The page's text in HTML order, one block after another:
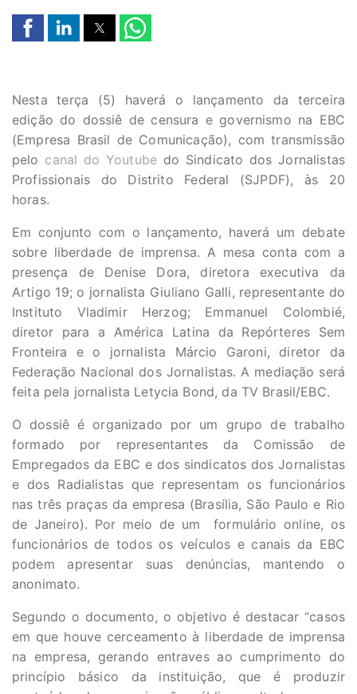
Nesta terça (5) haverá o lançamento da terceira
edição do dossiê de censura e governismo na EBC
(Empresa Brasil de Comunicação), com transmissão
pelo canal do Youtube do Sindicato dos Jornalistas
Profissionais do Distrito Federal (SJPDF), às 20
horas.
Em conjunto com o lançamento, haverá um debate
sobre liberdade de imprensa. A mesa conta com a
presença de Denise Dora, diretora executiva da
Artigo 19; o jornalista Giuliano Galli, representante do
Instituto Vladimir Herzog; Emmanuel Colombié,
diretor para a América Latina da Repórteres Sem
Fronteira e o jornalista Márcio Garoni, diretor da
Federação Nacional dos Jornalistas. A mediação será
feita pela jornalista Letycia Bond, da TV Brasil/EBC.
O dossiê é organizado por um grupo de trabalho
formado por representantes da Comissão de
Empregados da EBC e dos sindicatos dos Jornalistas
e dos Radialistas que representam os funcionários
nas três praças da empresa (Brasília, São Paulo e Rio
de Janeiro). Por meio de um formulário online, os
funcionários de todos os veículos e canais da EBC
podem apresentar suas denúncias, mantendo o
anonimato.
Segundo o documento, o objetivo é destacar “casos
em que houve cerceamento à liberdade de imprensa
na empresa, gerando entraves ao cumprimento do
princípio básico da instituição, que é produzir